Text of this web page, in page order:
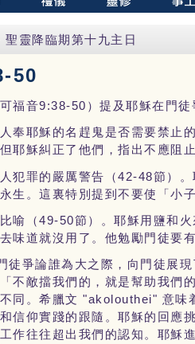
靈降臨期第十九主日
50
福音9:38-50 ）提及耶穌在門
奉耶穌的名趕鬼是否需要禁止
耶穌糾正了他們，指出不應阻
犯罪的嚴厲警告（42-48節）
生。這裏特別提到不要使「小
喻（49-50節）。耶穌用鹽和
味道就沒用了。他勉勵門徒要
徒爭論誰為大之際，向門徒展
不敵擋我們的，就是幫助我們
同。希臘文 "akolouthei" 意味
信仰實踐的跟隨。耶穌的回應
作往往超出我們的認知。耶穌